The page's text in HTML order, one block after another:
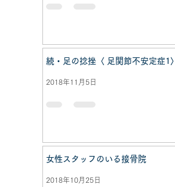
続・足の捻挫〈 足関節不安定症1〉
2018年11月5日
女性スタッフのいる接骨院
2018年10月25日